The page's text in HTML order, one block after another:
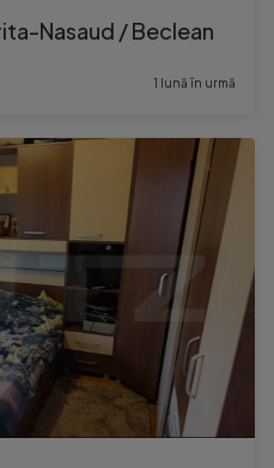
Nasaud / Beclean
1 lună în urmă